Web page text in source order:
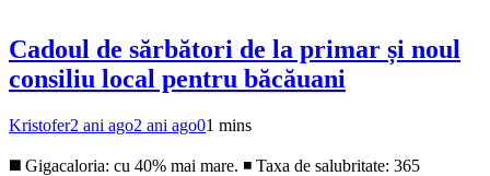
Cadoul de sărbători de la primar și noul
consiliu local pentru băcăuani
Kristofer2 ani ago2 ani ago01 mins
◼️ Gigacaloria: cu 40% mai mare. ◾️ Taxa de salubritate: 365